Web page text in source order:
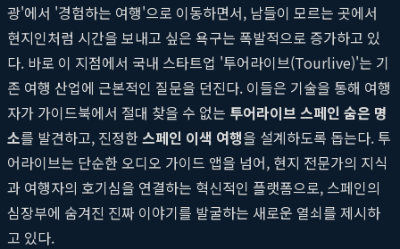
광'에서 '경험하는 여행'으로 이동하면서, 남들이 모르는 곳에서
현지인처럼 시간을 보내고 싶은 욕구는 폭발적으로 증가하고 있
다. 바로 이 지점에서 국내 스타트업 '투어라이브(Tourlive)'는 기
존 여행 산업에 근본적인 질문을 던진다. 이들은 기술을 통해 여행
자가 가이드북에서 절대 찾을 수 없는 투어라이브 스페인 숨은 명
소를 발견하고, 진정한스페인 이색 여행을 설계하도록 돕는다. 투
어라이브는 단순한 오디오 가이드 앱을 넘어, 현지 전문가의 지식
과 여행자의 호기심을 연결하는 혁신적인 플랫폼으로, 스페인의
심장부에 숨겨진 진짜 이야기를 발굴하는 새로운 열쇠를 제시하
고 있다.